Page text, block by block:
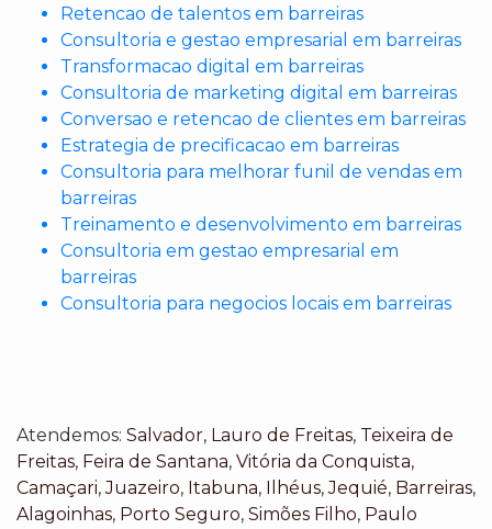
Retencao de talentos em barreiras
Consultoria e gestao empresarial em barreiras
Transformacao digital em barreiras
Consultoria de marketing digital em barreiras
Conversao e retencao de clientes em barreiras
Estrategia de precificacao em barreiras
Consultoria para melhorar funil de vendas em
barreiras
Treinamento e desenvolvimento em barreiras
Consultoria em gestao empresarial em
barreiras
Consultoria para negocios locais em barreiras
Atendemos: Salvador, Lauro de Freitas, Teixeira de
Freitas, Feira de Santana, Vitória da Conquista,
Camaçari,Juazeiro, Itabuna, Ilhéus,Jequié, Barreiras,
Alagoinhas, Porto Seguro, Simões Filho, Paulo